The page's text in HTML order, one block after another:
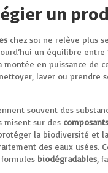
un
chez soi ne relève plus
un équilibre entre
en puissance de
laver ou prendre
souvent des
misent sur des
la biodiversité et
des eaux usées.
biodégradables ,